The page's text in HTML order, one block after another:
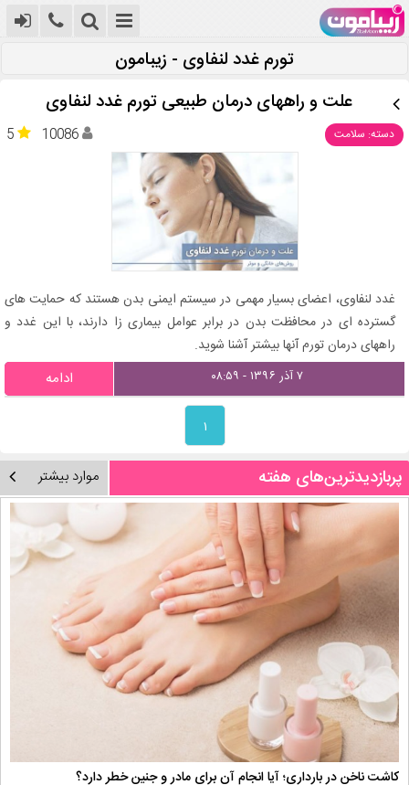
تورم غدد لنفاوی - زیبامون
علت و راههای درمان طبیعی تورم غدد لنفاوی
دسته: سلامت 5 10086
غدد لنفاوی، اعضای بسیار مهمی در سیستم ایمنی بدن هستند که حمایت‌ های
گسترده‌ ای در محافظت بدن در برابر عوامل بیماری‌ زا دارند، با این غدد و
راههای درمان تورم آنها بیشتر آشنا شوید.
۷ آذر ۱۳۹۶ - ۰۸:۵۹ ادامه
۱
پربازدیدترین‌های هفته موارد بیشتر
کاشت ناخن در بارداری؛ آیا انجام آن برای مادر و جنین خطر دارد؟